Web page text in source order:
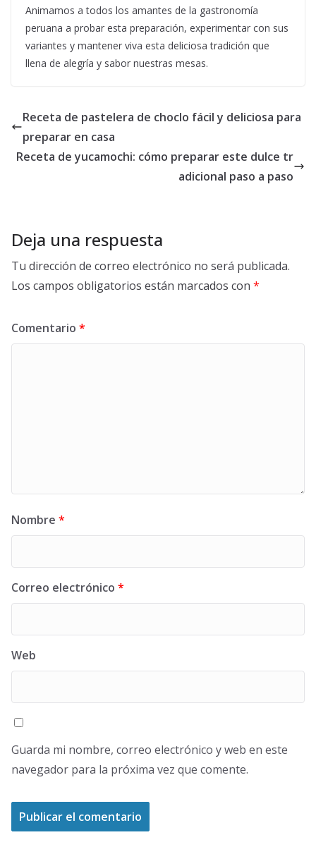
Animamos a todos los amantes de la gastronomía
peruana a probar esta preparación, experimentar con sus
variantes y mantener viva esta deliciosa tradición que
llena de alegría y sabor nuestras mesas.
Receta de pastelera de choclo fácil y deliciosa para
preparar en casa
Receta de yucamochi: cómo preparar este dulce tr
adicional paso a paso
Deja una respuesta
Tu dirección de correo electrónico no será publicada.
Los campos obligatorios están marcados con *
Comentario *
Nombre *
Correo electrónico *
Web
Guarda mi nombre, correo electrónico y web en este
navegador para la próxima vez que comente.